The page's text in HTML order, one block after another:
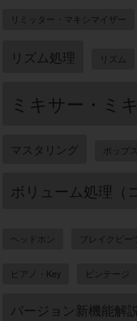
リミッター・マキシマイザー
リズム処理 リズム
ミキサー・ミ
マスタリング ポップス
ボリューム処理（
ヘッドホン ブレイクビー
ピアノ・Key ビンテージ
バージョン新機能解説